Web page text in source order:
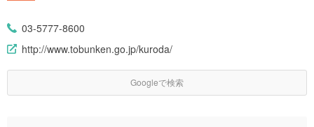
03-5777-8600
http://www.tobunken.go.jp/kuroda/
Googleで検索